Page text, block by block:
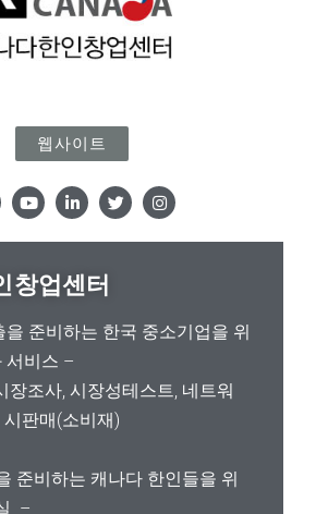
웹사이트
Y
o
t
b
e
L
i
k
d
i
T
w
t
I
n
t
m
창업센터
을 준비하는 한국 중소기업을 위
서비스 –
장조사, 시장성테스트, 네트워
판매(소비재)
준비하는 캐나다 한인들을 위
–